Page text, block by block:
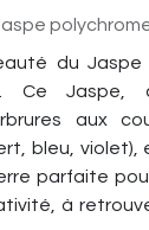
du Jaspe
Ce Jaspe,
aux
bleu,
parfaite
à